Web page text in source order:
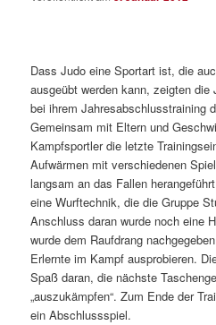
Dass Judo eine Sportart ist, die
ausgeübt werden kann, zeigten
bei ihrem Jahresabschlusstraining
Gemeinsam mit Eltern und
Kampfsportler die letzte
Aufwärmen mit verschiedenen
langsam an das Fallen
eine Wurftechnik, die die Gruppe
Anschluss daran wurde noch eine
wurde dem Raufdrang
Erlernte im Kampf ausprobieren.
Spaß daran, die nächste
„auszukämpfen“. Zum Ende der
ein Abschlussspiel.